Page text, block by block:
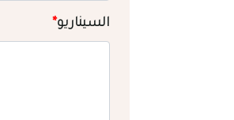
السيناريو*